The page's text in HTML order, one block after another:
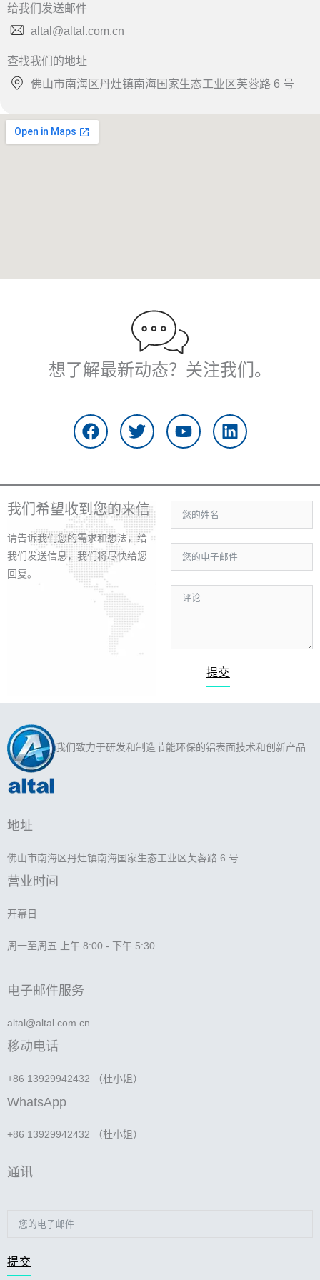
给我们发送邮件
altal@altal.com.cn
查找我们的地址
佛山市南海区丹灶镇南海国家生态工业区芙蓉路 6 号
想了解最新动态？关注我们。
F
a
c
b
o
o
k
上
特
o
u
t
b
e
i
n
k
d
i
我们希望收到您的来信
请告诉我们您的需求和想法，给
我们发送信息，我们将尽快给您
回复。
提交
我们致力于研发和制造节能环保的铝表面技术和创新产品
地址
佛山市南海区丹灶镇南海国家生态工业区芙蓉路 6 号
营业时间
开幕日
周一至周五 上午 8:00 - 下午 5:30
电子邮件服务
altal@altal.com.cn
移动电话
+86 13929942432 （杜小姐）
WhatsApp
+86 13929942432 （杜小姐）
通讯
提交